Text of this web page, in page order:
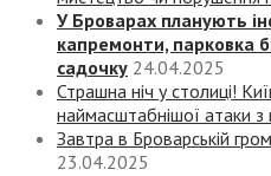
У Броварах планують
капремонти, парковка
садочку 24.04.2025
Страшна ніч у столиці!
наймасштабнішої атаки з
Завтра в Броварській
23.04.2025